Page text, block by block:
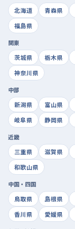
北海道
青森県
福島県
関東
茨城県
栃木県
神奈川県
中部
新潟県
富山県
岐阜県
静岡県
近畿
三重県
滋賀県
和歌山県
中国・四国
鳥取県
島根県
香川県
愛媛県